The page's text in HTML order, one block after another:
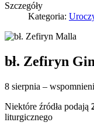
Szczegóły
Kategoria:
bł. Zefiryn
8 sierpnia –
Niektóre źródła podają
liturgicznego